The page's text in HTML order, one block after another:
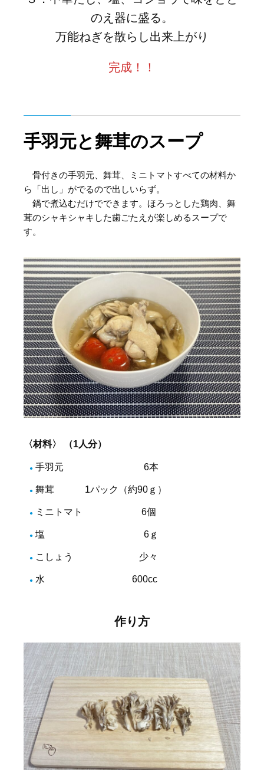
のえ器に盛る。
万能ねぎを散らし出来上がり
完成！！
手羽元と舞茸のスープ
骨付きの手羽元、舞茸、ミニトマトすべての材料か
ら「出し」がでるので出しいらず。
鍋で煮込むだけでできます。ほろっとした鶏肉、舞
茸のシャキシャキした歯ごたえが楽しめるスープで
す。
〈材料〉 （1人分）
手羽元 6本
舞茸 1パック（約90ｇ）
ミニトマト 6個
塩 6ｇ
こしょう 少々
水 600cc
作り方